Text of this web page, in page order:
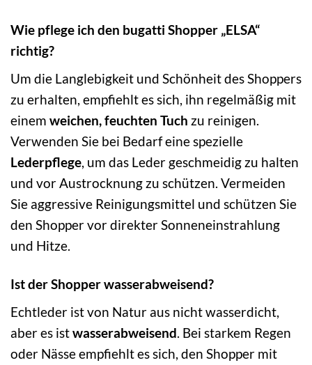
Wie pflege ich den bugatti Shopper „ELSA“
richtig?
Um die Langlebigkeit und Schönheit des Shoppers
zu erhalten, empfiehlt es sich, ihn regelmäßig mit
einem weichen, feuchten Tuch zu reinigen.
Verwenden Sie bei Bedarf eine spezielle
Lederpflege, um das Leder geschmeidig zu halten
und vor Austrocknung zu schützen. Vermeiden
Sie aggressive Reinigungsmittel und schützen Sie
den Shopper vor direkter Sonneneinstrahlung
und Hitze.
Ist der Shopper wasserabweisend?
Echtleder ist von Natur aus nicht wasserdicht,
aber es istwasserabweisend . Bei starkem Regen
oder Nässe empfiehlt es sich, den Shopper mit